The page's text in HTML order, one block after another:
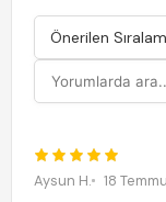
Önerilen
Aysun H.
18